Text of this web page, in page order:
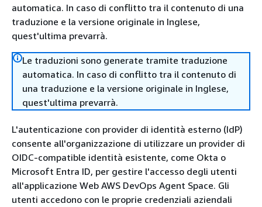
automatica. In caso di conflitto tra il contenuto di una
traduzione e la versione originale in Inglese,
quest'ultima prevarrà.
Le traduzioni sono generate tramite traduzione
automatica. In caso di conflitto tra il contenuto di
una traduzione e la versione originale in Inglese,
quest'ultima prevarrà.
L'autenticazione con provider di identità esterno (IdP)
consente all'organizzazione di utilizzare un provider di
OIDC-compatible identità esistente, come Okta o
Microsoft Entra ID, per gestire l'accesso degli utenti
all'applicazione Web AWS DevOps Agent Space. Gli
utenti accedono con le proprie credenziali aziendali